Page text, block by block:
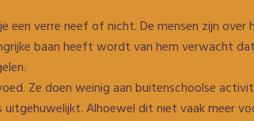
verre neef of nicht. De mensen zijn over
baan heeft wordt van hem verwacht
Ze doen weinig aan buitenschoolse
Alhoewel dit niet vaak meer